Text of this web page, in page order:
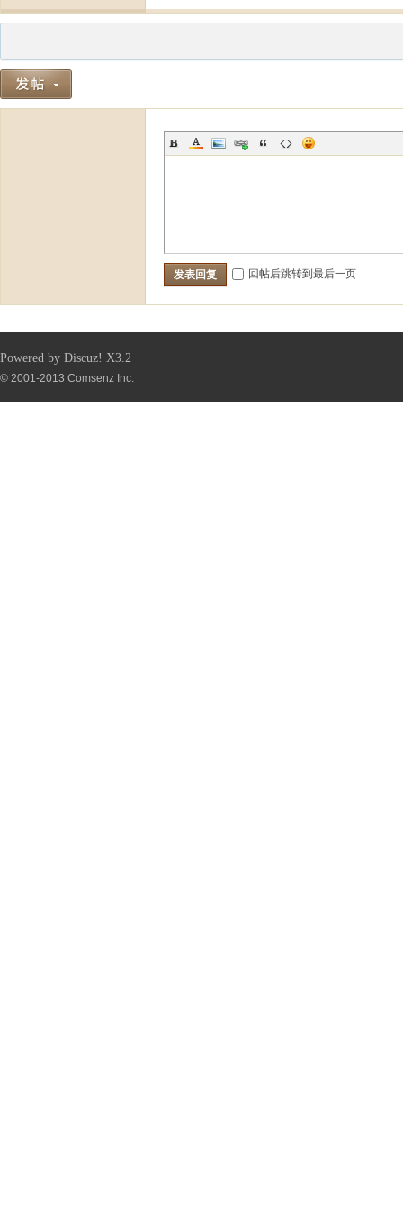
发表回复 回帖后跳转到最后一页
Powered by Discuz! X3.2
© 2001-2013 Comsenz Inc.